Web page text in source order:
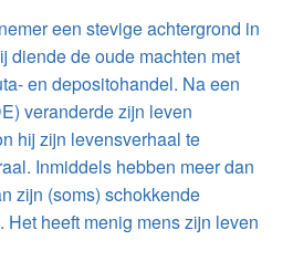
een stevige achtergrond in
diende de oude machten met
en depositohandel. Na een
veranderde zijn leven
hij zijn levensverhaal te
Inmiddels hebben meer dan
zijn (soms) schokkende
heeft menig mens zijn leven